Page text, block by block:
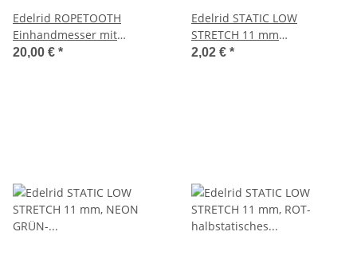
Edelrid ROPETOOTH
Einhandmesser mit
Wellenschliff und
20,00 € *
Edelrid STATIC LOW
STRETCH 11 mm
halbstatisches Seil mit
2,02 € *